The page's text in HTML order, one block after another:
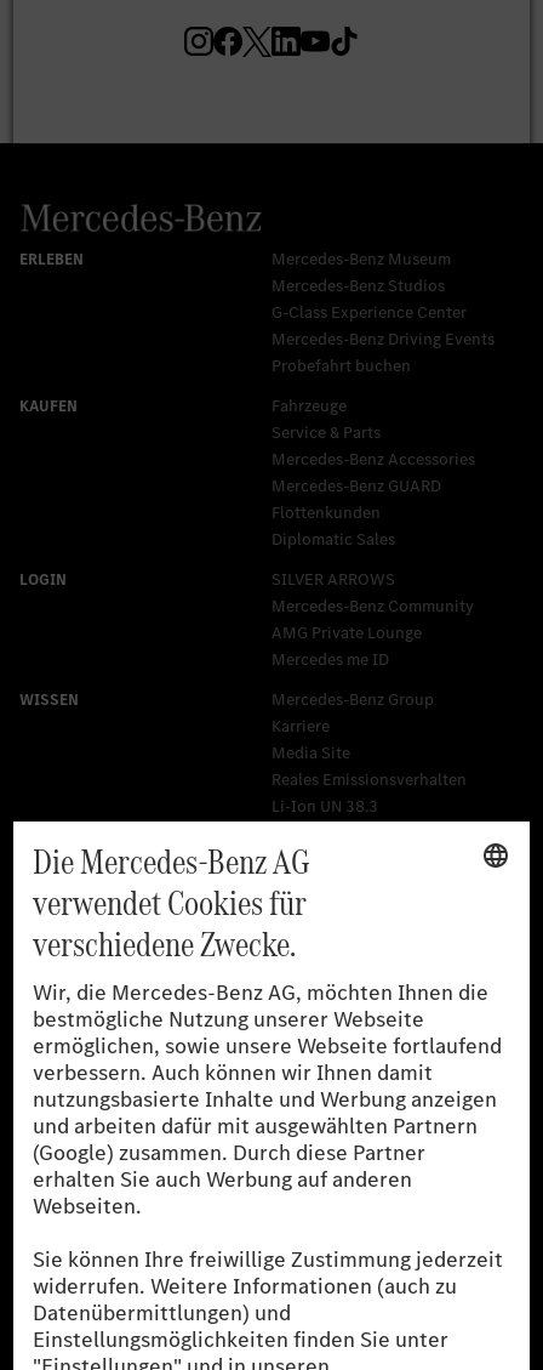
Mercedes-Benz Museum
Mercedes-Benz Studios
G-Class Experience Center
Mercedes-Benz Driving Events
Probefahrt buchen
Fahrzeuge
Service & Parts
Mercedes-Benz Accessories
Mercedes‑Benz GUARD
Flottenkunden
Diplomatic Sales
SILVER ARROWS
Mercedes-Benz Community
AMG Private Lounge
Mercedes me ID
Mercedes-Benz Group
Karriere
Media Site
Reales Emissionsverhalten
Li-Ion UN 38.3
[1]
Die angegebenen Werte wurden nach dem vorgeschriebenen
Messverfahren WLTP (Worldwide harmonised Light-duty
vehicles Test Procedures) ermittelt. Der Kraftstoffverbrauch und
der CO₂-Ausstoß eines Pkw sind nicht nur von der effizienten
Ausnutzung des Kraftstoffs durch den Pkw, sondern auch vom
Fahrstil und anderen nichttechnischen Faktoren abhängig.